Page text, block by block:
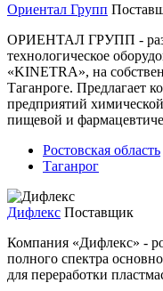
Ориентал Групп
ОРИЕНТАЛ ГРУПП -
технологическое
«KINETRA», на
Таганроге. Предлагает
предприятий
пищевой и
Ростовская область
Таганрог
Дифлекс Поставщик
Компания «Дифлекс» -
полного спектра
для переработки